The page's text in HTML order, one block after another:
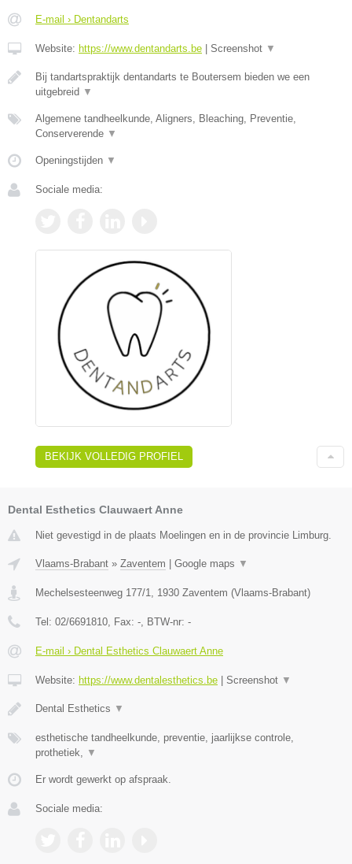
E-mail › Dentandarts
Website: https://www.dentandarts.be Screenshot ▼
Bij tandartspraktijk dentandarts te Boutersem bieden we een
uitgebreid ▼
Algemene tandheelkunde, Aligners, Bleaching, Preventie,
Conserverende ▼
Openingstijden ▼
Sociale media:
BEKIJK VOLLEDIG PROFIEL
Dental Esthetics Clauwaert Anne
Niet gevestigd in de plaats Moelingen en in de provincie Limburg.
Vlaams-Brabant » Zaventem Google maps ▼
Mechelsesteenweg 177/1, 1930 Zaventem (Vlaams-Brabant)
Tel: 02/6691810, Fax: -, BTW-nr: -
E-mail › Dental Esthetics Clauwaert Anne
Website: https://www.dentalesthetics.be Screenshot ▼
Dental Esthetics ▼
esthetische tandheelkunde, preventie, jaarlijkse controle,
prothetiek, ▼
Er wordt gewerkt op afspraak.
Sociale media: